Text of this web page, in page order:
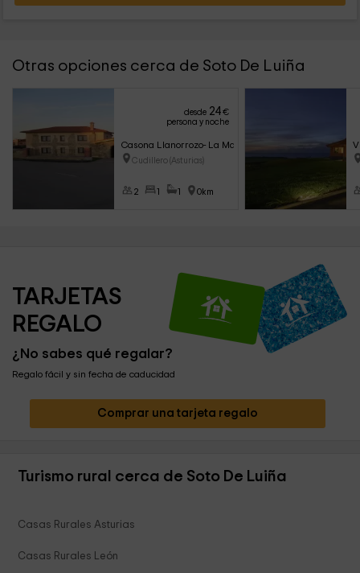
Otras opciones cerca de Soto De Luiña
desde 24€
persona y noche
Casona Llanorrozo- La Maruca
Cudillero (Asturias)
2 1 1 0km
TARJETAS
REGALO
¿No sabes qué regalar?
Regalo fácil y sin fecha de caducidad
Comprar una tarjeta regalo
Turismo rural cerca de Soto De Luiña
Casas Rurales Asturias
Casas Rurales León